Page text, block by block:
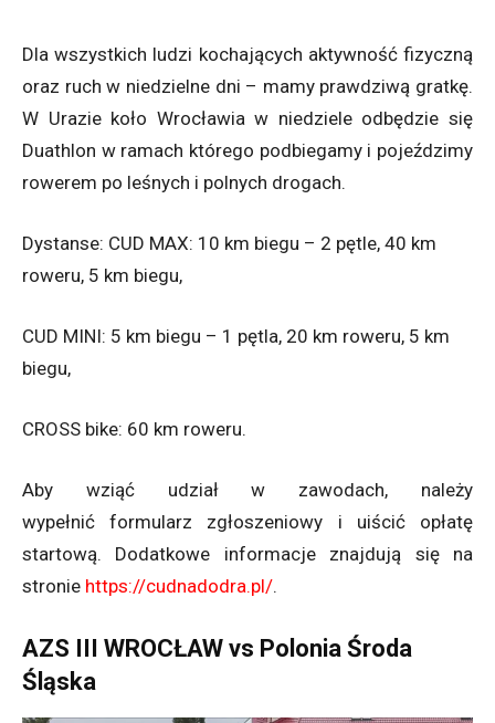
Dla wszystkich ludzi kochających aktywność fizyczną
oraz ruch w niedzielne dni – mamy prawdziwą gratkę.
W Urazie koło Wrocławia w niedziele odbędzie się
Duathlon w ramach którego podbiegamy i pojeździmy
rowerem po leśnych i polnych drogach.
Dystanse: CUD MAX: 10 km biegu – 2 pętle, 40 km
roweru, 5 km biegu,
CUD MINI: 5 km biegu – 1 pętla, 20 km roweru, 5 km
biegu,
CROSS bike: 60 km roweru.
Aby wziąć udział w zawodach, należy
wypełnić formularz zgłoszeniowy i uiścić opłatę
startową. Dodatkowe informacje znajdują się na
stronie https://cudnadodra.pl/.
AZS III WROCŁAW vs Polonia Środa
Śląska